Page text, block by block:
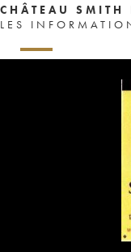
CHÂTEAU SMITH
LES